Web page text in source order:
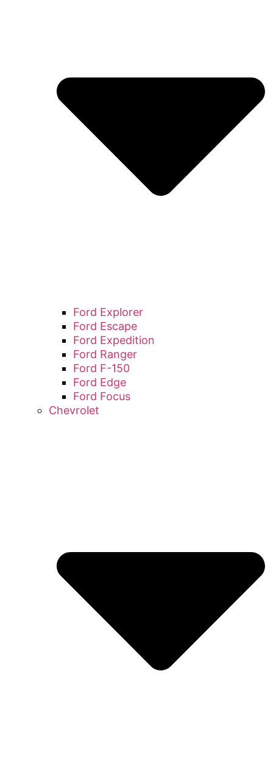
Ford Explorer
Ford Escape
Ford Expedition
Ford Ranger
Ford F-150
Ford Edge
Ford Focus
Chevrolet